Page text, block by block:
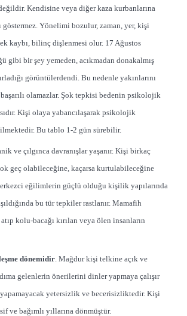
Kendisine veya diğer kaza kurbanlarına
göstermez. Yönelimi bozulur, zaman, yer, kişi
kaybı, bilinç dişlenmesi olur. 17 Ağustos
gibi bir şey yemeden, acıkmadan donakalmış
görüntülerdendi. Bu nedenle yakınlarını
olamazlar. Şok tepkisi bedenin psikolojik
Kişi olaya yabancılaşarak psikolojik
Bu tablo 1-2 gün sürebilir.
ve çılgınca davranışlar yaşanır. Kişi birkaç
geç olabileceğine, kaçarsa kurtulabileceğine
eğilimlerin güçlü olduğu kişilik yapılarında
bu tür tepkiler rastlanır. Mamafih
kolu-bacağı kırılan veya ölen insanların
dönemidir. Mağdur kişi telkine açık ve
gelenlerin önerilerini dinler yapmaya çalışır
yetersizlik ve becerisizliktedir. Kişi
ve bağımlı yıllarına dönmüştür.